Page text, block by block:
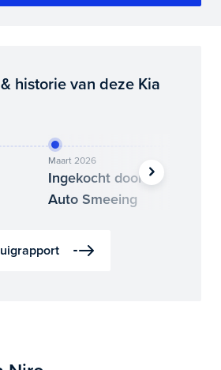
historie van deze Kia
Maart 2026
Ingekocht door
Auto Smeeing